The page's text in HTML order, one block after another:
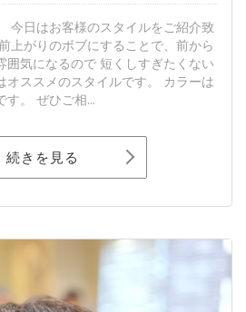
今日はお客様のスタイルをご紹介致
上がりのボブにすることで、前から
囲気になるので 短くしすぎたくない
オススメのスタイルです。 カラーは
す。 ぜひご相...
続きを見る